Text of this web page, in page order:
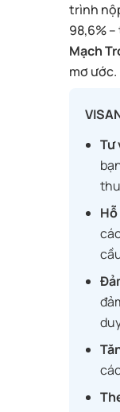
trình
98,6%
Mạch
mơ ước.
Tư